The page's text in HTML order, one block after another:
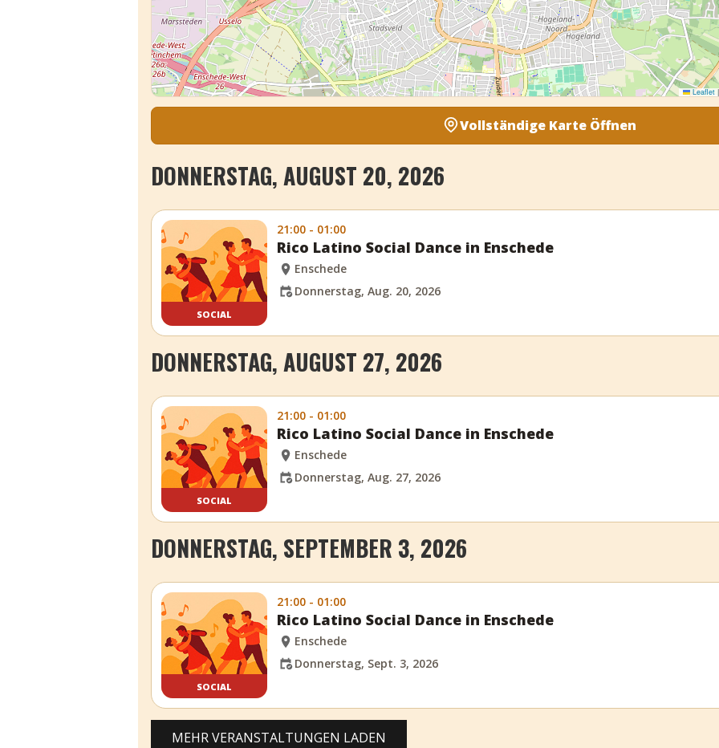
Leaflet |
Vollständige Karte Öffnen
DONNERSTAG, AUGUST 20, 2026
SOCIAL
21:00 - 01:00
Rico Latino Social Dance in Enschede
Enschede
Donnerstag, Aug. 20, 2026
DONNERSTAG, AUGUST 27, 2026
SOCIAL
21:00 - 01:00
Rico Latino Social Dance in Enschede
Enschede
Donnerstag, Aug. 27, 2026
DONNERSTAG, SEPTEMBER 3, 2026
SOCIAL
21:00 - 01:00
Rico Latino Social Dance in Enschede
Enschede
Donnerstag, Sept. 3, 2026
MEHR VERANSTALTUNGEN LADEN